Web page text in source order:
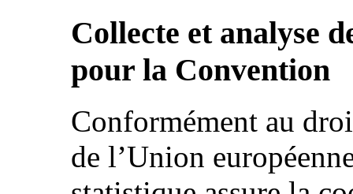
Collecte et analyse
pour la Convention
Conformément au
de l’Union